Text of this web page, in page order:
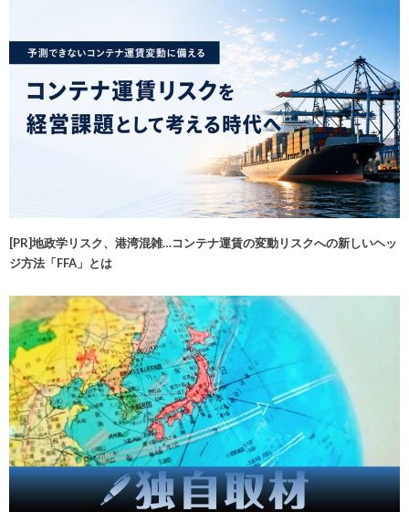
[PR]地政学リスク、港湾混雑…コンテナ運賃の変動リスクへの新しいヘッ
ジ方法「FFA」とは